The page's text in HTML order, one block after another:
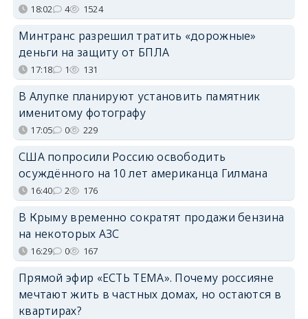
18:02 4 1524
Минтранс разрешил тратить «дорожные»
деньги на защиту от БПЛА
17:18 1 131
В Алупке планируют установить памятник
именитому фотографу
17:05 0 229
США попросили Россию освободить
осуждённого на 10 лет американца Гилмана
16:40 2 176
В Крыму временно сократят продажи бензина
на некоторых АЗС
16:29 0 167
Прямой эфир «ЕСТЬ ТЕМА». Почему россияне
мечтают жить в частных домах, но остаются в
квартирах?